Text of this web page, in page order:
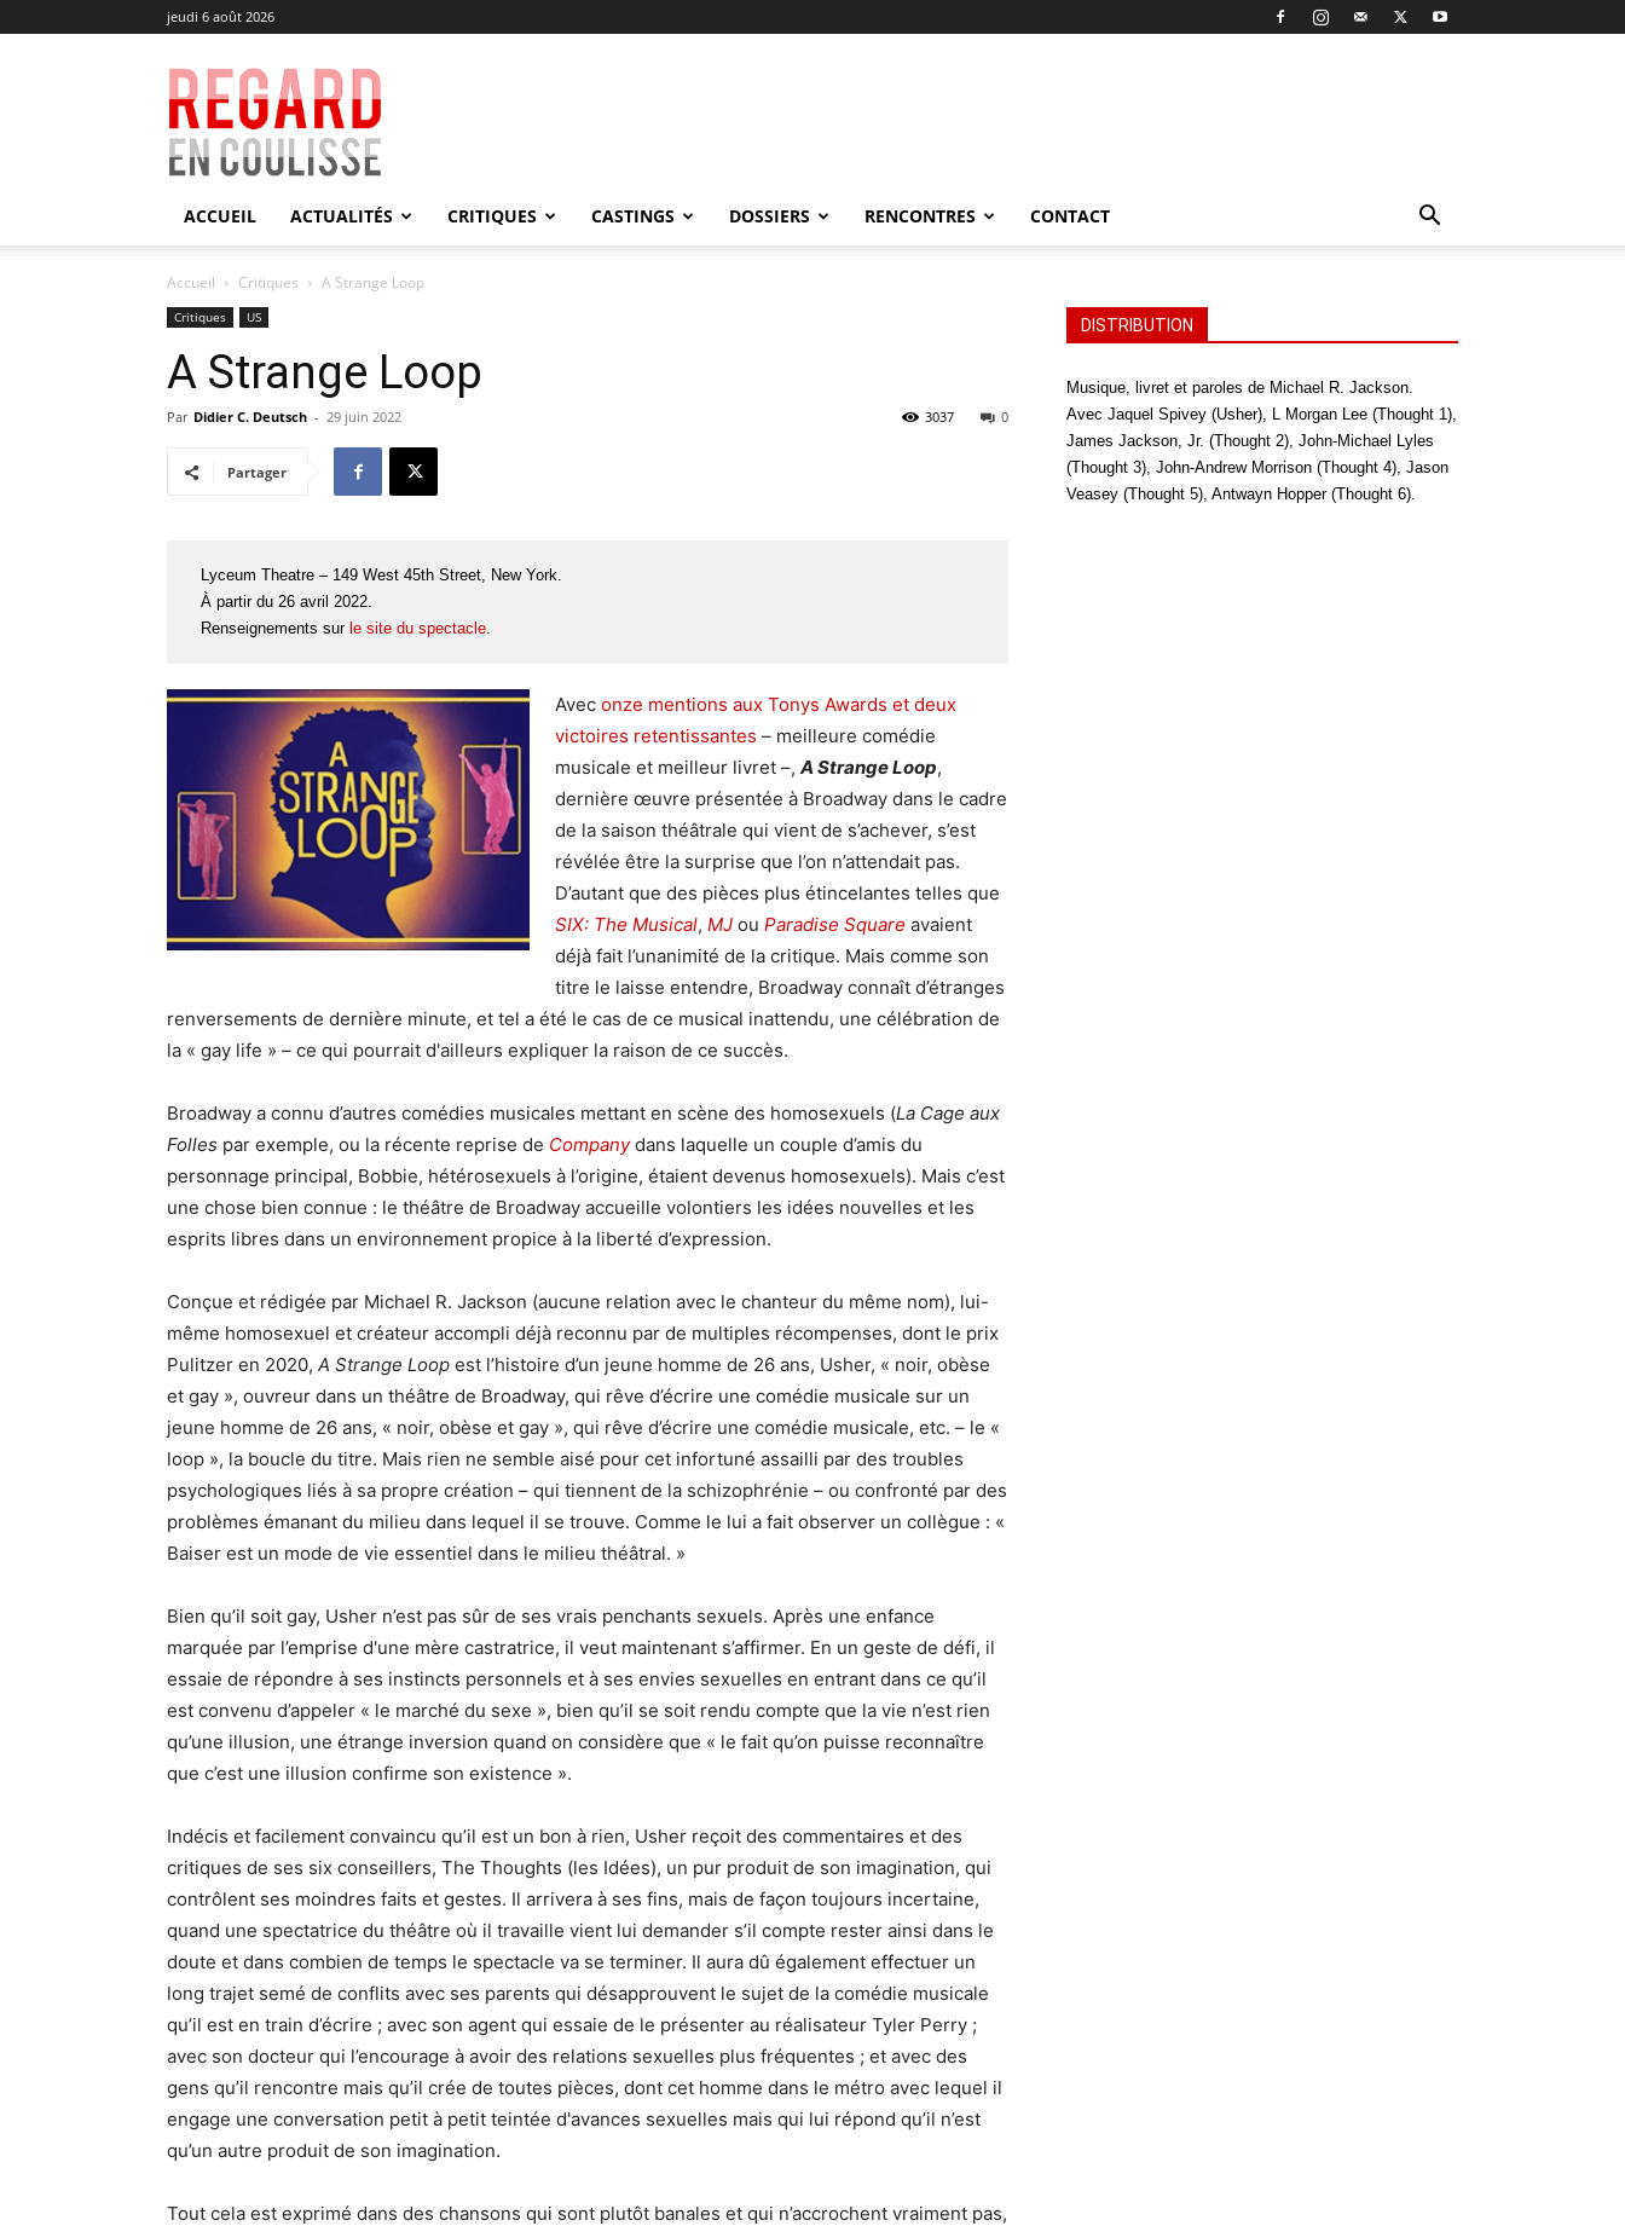
jeudi 6 août 2026
Regard
en
Coulisse
ACCUEIL ACTUALITÉS CRITIQUES CASTINGS DOSSIERS RENCONTRES CONTACT
Accueil Critiques A Strange Loop
Critiques US
A Strange Loop
Par Didier C. Deutsch - 29 juin 2022 0
3037
Partager
Lyceum Theatre – 149 West 45th Street, New York.
À partir du 26 avril 2022.
Renseignements sur le site du spectacle.
Avec onze mentions aux Tonys Awards et deux
victoires retentissantes – meilleure comédie
musicale et meilleur livret –, A Strange Loop,
dernière œuvre présentée à Broadway dans le cadre
de la saison théâtrale qui vient de s’achever, s’est
révélée être la surprise que l’on n’attendait pas.
D’autant que des pièces plus étincelantes telles que
SIX: The Musical, MJ ou Paradise Square avaient
déjà fait l’unanimité de la critique. Mais comme son
titre le laisse entendre, Broadway connaît d’étranges
renversements de dernière minute, et tel a été le cas de ce musical inattendu, une célébration de
la « gay life » – ce qui pourrait d'ailleurs expliquer la raison de ce succès.
Broadway a connu d’autres comédies musicales mettant en scène des homosexuels (La Cage aux
Folles par exemple, ou la récente reprise de Companydans laquelle un couple d’amis du
personnage principal, Bobbie, hétérosexuels à l’origine, étaient devenus homosexuels). Mais c’est
une chose bien connue : le théâtre de Broadway accueille volontiers les idées nouvelles et les
esprits libres dans un environnement propice à la liberté d’expression.
Conçue et rédigée par Michael R. Jackson (aucune relation avec le chanteur du même nom), lui-
même homosexuel et créateur accompli déjà reconnu par de multiples récompenses, dont le prix
Pulitzer en 2020, A Strange Loop est l’histoire d’un jeune homme de 26 ans, Usher, « noir, obèse
et gay », ouvreur dans un théâtre de Broadway, qui rêve d’écrire une comédie musicale sur un
jeune homme de 26 ans, « noir, obèse et gay », qui rêve d’écrire une comédie musicale, etc. – le «
loop », la boucle du titre. Mais rien ne semble aisé pour cet infortuné assailli par des troubles
psychologiques liés à sa propre création – qui tiennent de la schizophrénie – ou confronté par des
problèmes émanant du milieu dans lequel il se trouve. Comme le lui a fait observer un collègue : «
Baiser est un mode de vie essentiel dans le milieu théâtral. »
Bien qu’il soit gay, Usher n’est pas sûr de ses vrais penchants sexuels. Après une enfance
marquée par l’emprise d'une mère castratrice, il veut maintenant s’affirmer. En un geste de défi, il
essaie de répondre à ses instincts personnels et à ses envies sexuelles en entrant dans ce qu’il
est convenu d’appeler « le marché du sexe », bien qu’il se soit rendu compte que la vie n’est rien
qu’une illusion, une étrange inversion quand on considère que « le fait qu’on puisse reconnaître
que c’est une illusion confirme son existence ».
Indécis et facilement convaincu qu’il est un bon à rien, Usher reçoit des commentaires et des
critiques de ses six conseillers, The Thoughts (les Idées), un pur produit de son imagination, qui
contrôlent ses moindres faits et gestes. Il arrivera à ses fins, mais de façon toujours incertaine,
quand une spectatrice du théâtre où il travaille vient lui demander s’il compte rester ainsi dans le
doute et dans combien de temps le spectacle va se terminer. Il aura dû également effectuer un
long trajet semé de conflits avec ses parents qui désapprouvent le sujet de la comédie musicale
qu’il est en train d’écrire ; avec son agent qui essaie de le présenter au réalisateur Tyler Perry ;
avec son docteur qui l’encourage à avoir des relations sexuelles plus fréquentes ; et avec des
gens qu’il rencontre mais qu’il crée de toutes pièces, dont cet homme dans le métro avec lequel il
engage une conversation petit à petit teintée d'avances sexuelles mais qui lui répond qu’il n’est
qu’un autre produit de son imagination.
Tout cela est exprimé dans des chansons qui sont plutôt banales et qui n’accrochent vraiment pas,
DISTRIBUTION
Musique, livret et paroles de Michael R. Jackson.
Avec Jaquel Spivey (Usher), L Morgan Lee (Thought 1),
James Jackson, Jr. (Thought 2), John-Michael Lyles
(Thought 3), John-Andrew Morrison (Thought 4), Jason
Veasey (Thought 5), Antwayn Hopper (Thought 6).